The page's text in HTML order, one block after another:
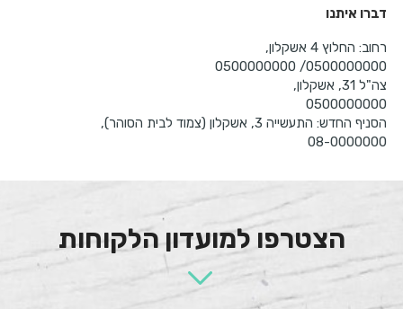
דברו איתנו
רחוב: החלוץ 4 אשקלון,
0500000000/ 0500000000
צה"ל 31, אשקלון,
0500000000
הסניף החדש: התעשייה 3, אשקלון (צמוד לבית הסוהר),
08-0000000
הצטרפו למועדון הלקוחות